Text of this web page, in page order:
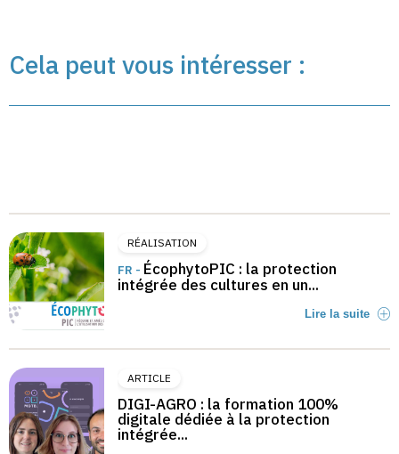
Cela peut vous intéresser :
RÉALISATION
FR - ÉcophytoPIC : la protection
intégrée des cultures en un...
Lire la suite
ARTICLE
DIGI-AGRO : la formation 100%
digitale dédiée à la protection
intégrée...